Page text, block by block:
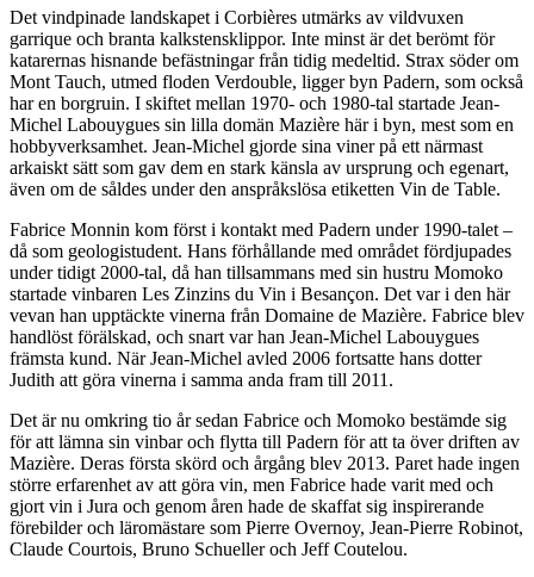
Det vindpinade landskapet i Corbières utmärks av vildvuxen
garrique och branta kalkstensklippor. Inte minst är det berömt för
katarernas hisnande befästningar från tidig medeltid. Strax söder om
Mont Tauch, utmed floden Verdouble, ligger byn Padern, som också
har en borgruin. I skiftet mellan 1970- och 1980-tal startade Jean-
Michel Labouygues sin lilla domän Mazière här i byn, mest som en
hobbyverksamhet. Jean-Michel gjorde sina viner på ett närmast
arkaiskt sätt som gav dem en stark känsla av ursprung och egenart,
även om de såldes under den anspråkslösa etiketten Vin de Table.
Fabrice Monnin kom först i kontakt med Padern under 1990-talet –
då som geologistudent. Hans förhållande med området fördjupades
under tidigt 2000-tal, då han tillsammans med sin hustru Momoko
startade vinbaren Les Zinzins du Vin i Besançon. Det var i den här
vevan han upptäckte vinerna från Domaine de Mazière. Fabrice blev
handlöst förälskad, och snart var han Jean-Michel Labouygues
främsta kund. När Jean-Michel avled 2006 fortsatte hans dotter
Judith att göra vinerna i samma anda fram till 2011.
Det är nu omkring tio år sedan Fabrice och Momoko bestämde sig
för att lämna sin vinbar och flytta till Padern för att ta över driften av
Mazière. Deras första skörd och årgång blev 2013. Paret hade ingen
större erfarenhet av att göra vin, men Fabrice hade varit med och
gjort vin i Jura och genom åren hade de skaffat sig inspirerande
förebilder och läromästare som Pierre Overnoy, Jean-Pierre Robinot,
Claude Courtois, Bruno Schueller och Jeff Coutelou.